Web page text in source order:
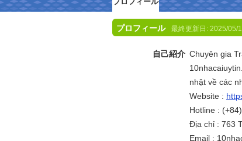
プロフィール 最終更新日: 2025/05/
自己紹介 Chuyên gia
nhật về các
Website :
Hotline :
Địa chỉ : 763
Email :